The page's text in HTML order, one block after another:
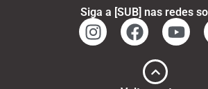
Siga a [SUB] nas redes